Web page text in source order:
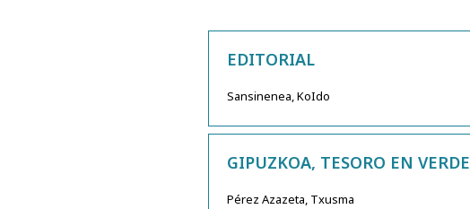
EDITORIAL
Sansinenea, KoIdo
GIPUZKOA, TESORO EN VERDE
Pérez Azazeta, Txusma